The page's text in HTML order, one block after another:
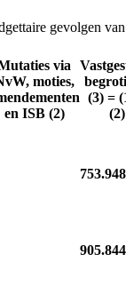
gevolgen
via
moties,
en ISB (2)
(3) =
(2)
753.948
905.844